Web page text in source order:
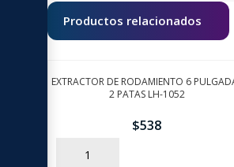
Productos relacionados
EXTRACTOR DE RODAMIENTO 6
2 PATAS LH-1052
$538
AÑADIR